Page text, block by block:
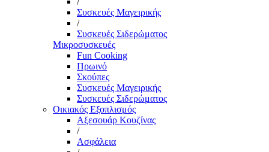
Συσκευές Μαγειρικής
/
Συσκευές Σιδερώματος
Μικροσυσκευές
Fun Cooking
Πρωινό
Σκούπες
Συσκευές Μαγειρικής
Συσκευές Σιδερώματος
Οικιακός Εξοπλισμός
Αξεσουάρ Κουζίνας
/
Ασφάλεια